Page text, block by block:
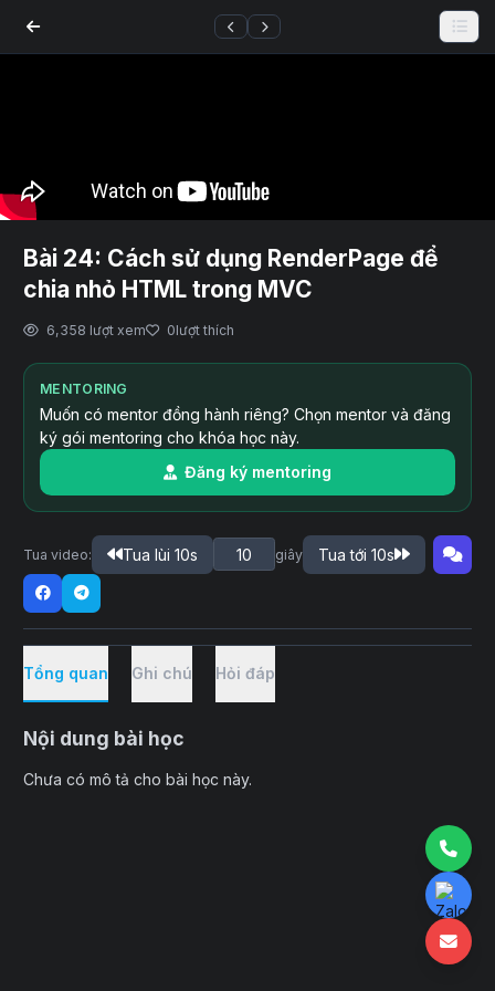
Bài 24: Cách sử dụng RenderPage để
chia nhỏ HTML trong MVC
6,358 lượt xem 0lượt thích
MENTORING
Muốn có mentor đồng hành riêng? Chọn mentor và đăng
ký gói mentoring cho khóa học này.
Đăng ký mentoring
Tua video: Tua lùi 10s giây Tua tới 10s
Tổng quan Ghi chú Hỏi đáp
Nội dung bài học
Chưa có mô tả cho bài học này.